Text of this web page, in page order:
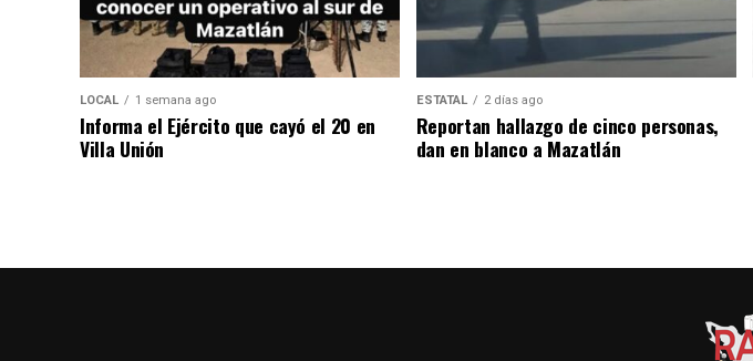
LOCAL 1 semana ago
Informa el Ejército que cayó el 20 en
Villa Unión
ESTATAL 2 días ago
Reportan hallazgo de cinco personas,
dan en blanco a Mazatlán